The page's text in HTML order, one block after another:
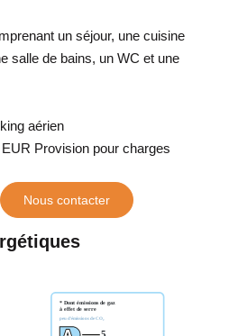
un séjour, une cuisine
salle de bains, un WC et une
aérien
Provision pour charges
Nous contacter